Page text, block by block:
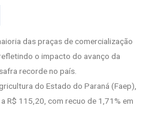
das praças de comercialização
o impacto do avanço da
recorde no país.
do Estado do Paraná (Faep),
R$ 115,20, com recuo de 1,71% em